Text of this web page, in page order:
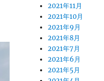
2021年11月
2021年10月
2021年9月
2021年8月
2021年7月
2021年6月
2021年5月